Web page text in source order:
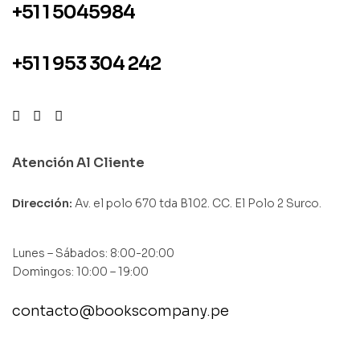
+51 1 5045984
+51 1 953 304 242
Atención Al Cliente
Dirección: Av. el polo 670 tda B102. CC. El Polo 2 Surco.
Lunes – Sábados: 8:00-20:00
Domingos: 10:00 – 19:00
contacto@bookscompany.pe